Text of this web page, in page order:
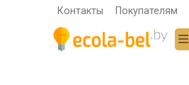
Контакты Покупателям